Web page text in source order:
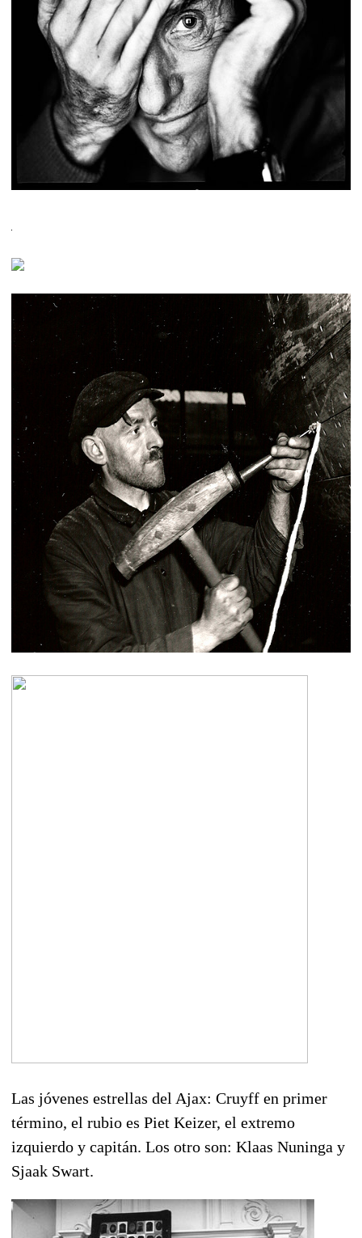
Las jóvenes estrellas del Ajax: Cruyff en primer
término, el rubio es Piet Keizer, el extremo
izquierdo y capitán. Los otro son: Klaas Nuninga y
Sjaak Swart.